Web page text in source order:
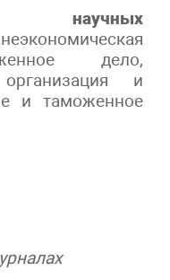
дело,
и
и таможенное